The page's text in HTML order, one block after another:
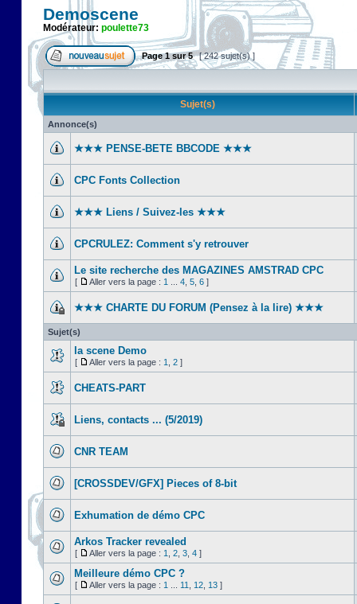
Demoscene
Modérateur: poulette73
Page1sur5 [ 242 sujet(s) ]
Sujet(s)
Annonce(s)
★★★ PENSE-BETE BBCODE ★★★
CPC Fonts Collection
★★★ Liens / Suivez-les ★★★
CPCRULEZ: Comment s'y retrouver‎
Le site recherche des MAGAZINES AMSTRAD CPC
[ Aller vers la page : 1 4 5 6 ]
★★★ CHARTE DU FORUM (Pensez à la lire) ★★★
Sujet(s)
la scene Demo
[ Aller vers la page : 1 2 ]
CHEATS-PART
Liens, contacts ... (5/2019)
CNR TEAM
[CROSSDEV/GFX] Pieces of 8-bit
Exhumation de démo CPC
Arkos Tracker revealed
[ Aller vers la page : 1 2 3 4 ]
Meilleure démo CPC ?
[ Aller vers la page : 1 11 12 13 ]